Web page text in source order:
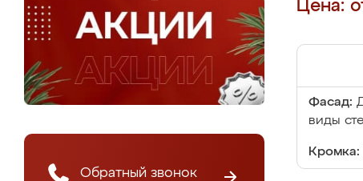
Обратный звонок
Цена:
Фасад:
виды
Кромка: